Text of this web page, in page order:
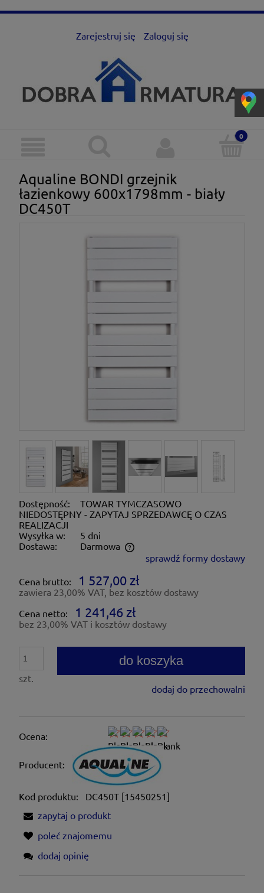
Zarejestruj się Zaloguj się
Aqualine BONDI grzejnik
łazienkowy 600x1798mm - biały
DC450T
Dostępność:
TOWAR TYMCZASOWO
NIEDOSTĘPNY - ZAPYTAJ SPRZEDAWCĘ O CZAS
REALIZACJI
Wysyłka w:
5 dni
Dostawa:
Darmowa
Cena nie zawiera ewentualnych kosztów płatności
sprawdź formy dostawy
Cena brutto:
1 527,00 zł
zawiera 23,00% VAT, bez kosztów dostawy
Cena netto:
1 241,46 zł
bez 23,00% VAT i kosztów dostawy
szt.
do koszyka
dodaj do przechowalni
Ocena:
Producent:
Kod produktu:
DC450T [15450251]
zapytaj o produkt
poleć znajomemu
dodaj opinię